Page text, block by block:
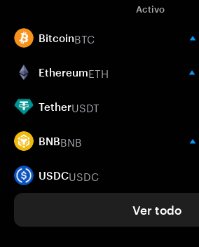
Activo
BitcoinBTC
EthereumETH
TetherUSDT
BNBBNB
USDCUSDC
Ver todo